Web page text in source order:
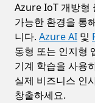
Azure IoT 개방형
가능한 환경을 통
니다. Azure AI 및
동형 또는 인지형
기계 학습을 사용
실제 비즈니스 인
창출하세요.